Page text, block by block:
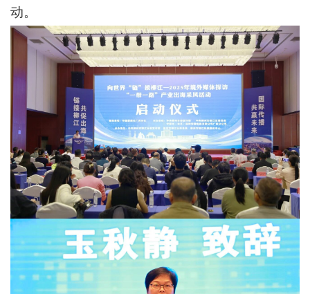
动。